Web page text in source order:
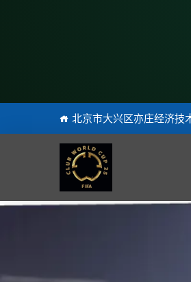
北京市大兴区亦庄经济技